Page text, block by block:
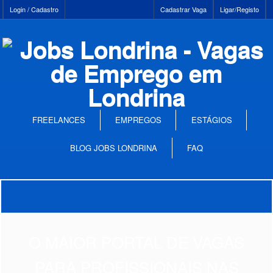
Login / Cadastro Ligar/Registo
Cadastrar Vaga
FREELANCES EMPREGOS ESTÁGIOS
BLOG JOBS LONDRINA FAQ